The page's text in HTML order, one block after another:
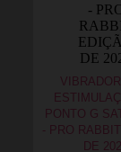
PONTO G
- PRO
DE